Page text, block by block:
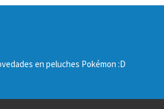
en peluches Pokémon :D